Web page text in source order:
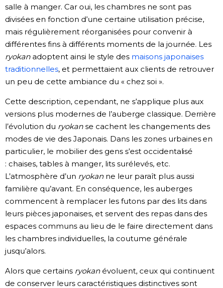
salle à manger. Car oui, les chambres ne sont pas
divisées en fonction d’une certaine utilisation précise,
mais régulièrement réorganisées pour convenir à
différentes fins à différents moments de la journée. Les
ryokanadoptent ainsi le style des maisons japonaises
traditionnelles, et permettaient aux clients de retrouver
un peu de cette ambiance du « chez soi ».
Cette description, cependant, ne s’applique plus aux
versions plus modernes de l’auberge classique. Derrière
l’évolution du ryokanse cachent les changements des
modes de vie des Japonais. Dans les zones urbaines en
particulier, le mobilier des gens s’est occidentalisé
: chaises, tables à manger, lits surélevés, etc.
L’atmosphère d’un ryokanne leur paraît plus aussi
familière qu’avant. En conséquence, les auberges
commencent à remplacer les futons par des lits dans
leurs pièces japonaises, et servent des repas dans des
espaces communs au lieu de le faire directement dans
les chambres individuelles, la coutume générale
jusqu’alors.
Alors que certains ryokanévoluent, ceux qui continuent
de conserver leurs caractéristiques distinctives sont